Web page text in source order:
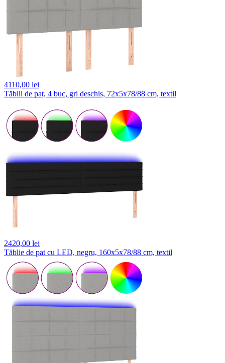
4110,00 lei
Tăblii de pat, 4 buc, gri deschis, 72x5x78/88 cm, textil
2420,00 lei
Tăblie de pat cu LED, negru, 160x5x78/88 cm, textil